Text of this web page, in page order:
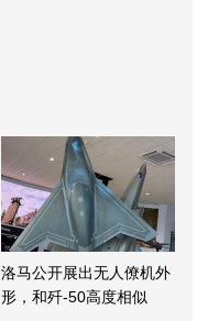
洛马公开展出无人僚机外
形，和歼-50高度相似